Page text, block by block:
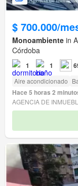
$ 700.000/
Monoambiente in
Córdoba
1 1
Aire acondicionado
Hace 5 horas 2
AGENCIA DE